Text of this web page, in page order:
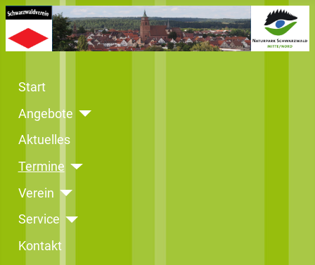
Start
Angebote
Aktuelles
Termine
Verein
Service
Kontakt